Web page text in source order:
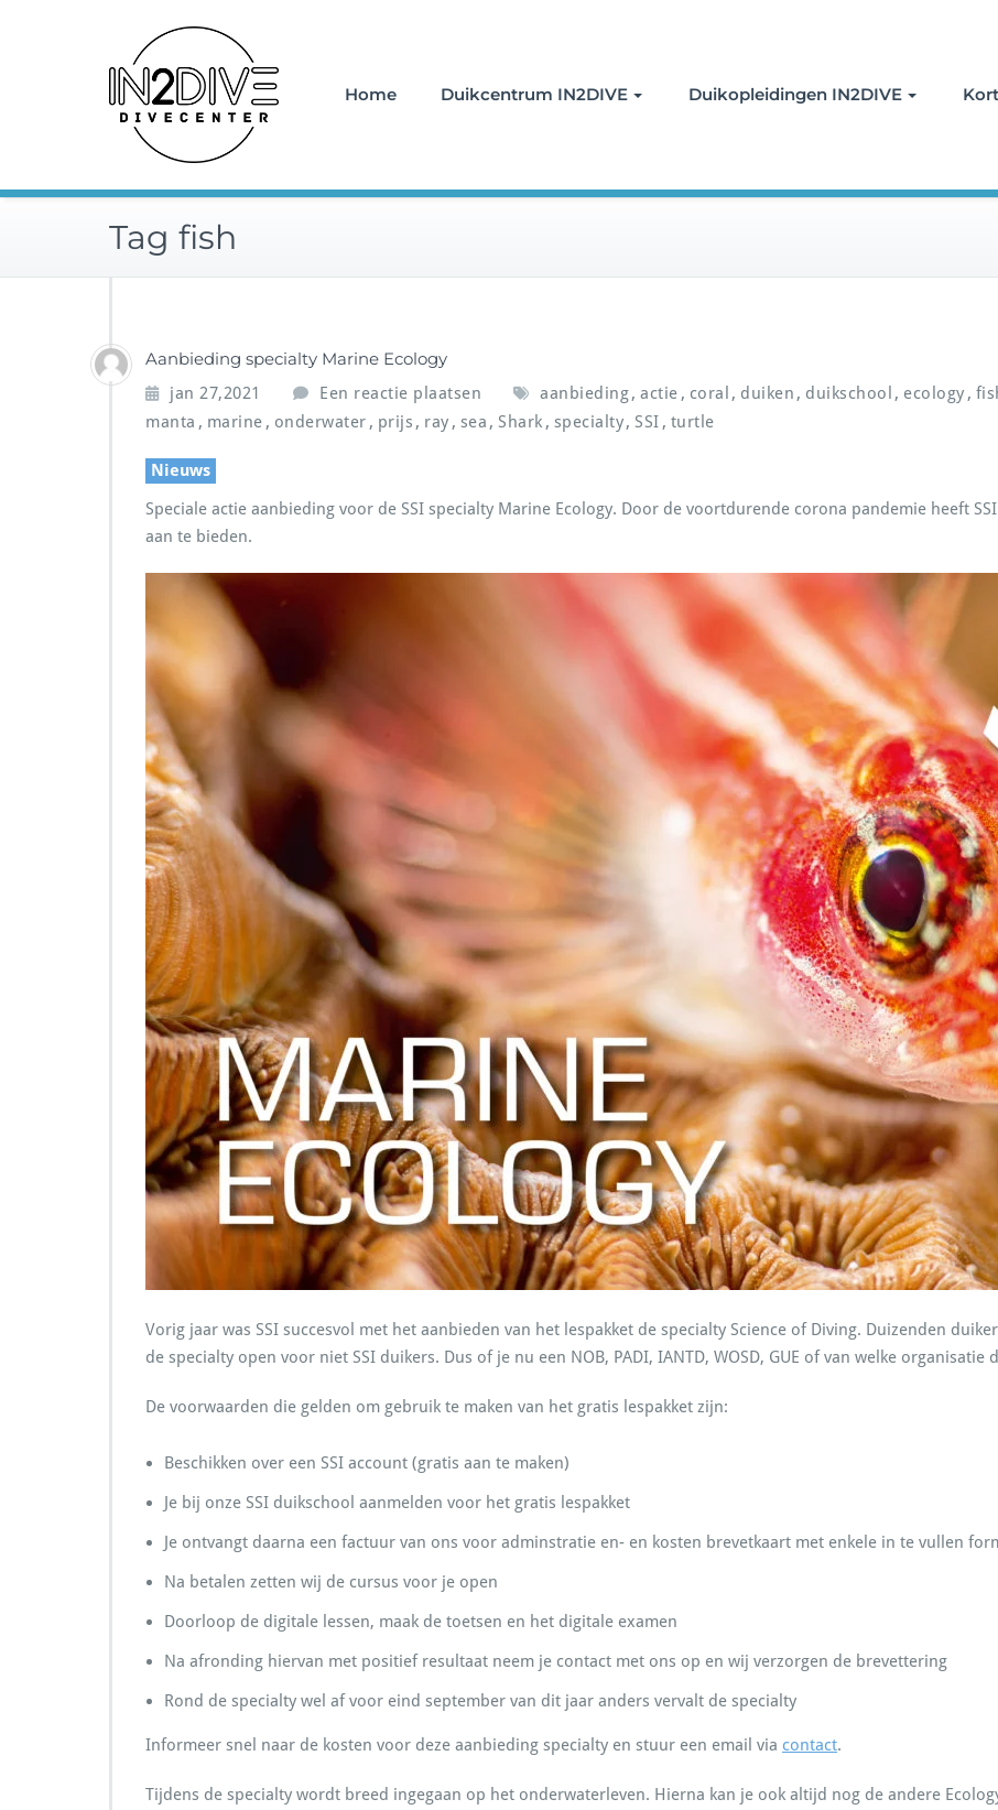
Home Duikcentrum IN2DIVE Duikopleidingen IN2DIVE
Tag fish
Aanbieding specialty Marine Ecology
jan 27,2021 Een reactie plaatsen aanbieding, actie , coral , duiken , duikschool , ecology ,
manta , marine , onderwater , prijs , ray , sea , Shark , specialty, SSI , turtle
Nieuws
Speciale actie aanbieding voor de SSI specialty Marine Ecology. Door de voortdurende corona pandemie heeft
aan te bieden.
Vorig jaar was SSI succesvol met het aanbieden van het lespakket de specialty Science of Diving. Duizenden
de specialty open voor niet SSI duikers. Dus of je nu een NOB, PADI, IANTD, WOSD, GUE of van welke
De voorwaarden die gelden om gebruik te maken van het gratis lespakket zijn:
Beschikken over een SSI account (gratis aan te maken)
Je bij onze SSI duikschool aanmelden voor het gratis lespakket
Je ontvangt daarna een factuur van ons voor adminstratie en- en kosten brevetkaart met enkele in te vullen
Na betalen zetten wij de cursus voor je open
Doorloop de digitale lessen, maak de toetsen en het digitale examen
Na afronding hiervan met positief resultaat neem je contact met ons op en wij verzorgen de brevettering
Rond de specialty wel af voor eind september van dit jaar anders vervalt de specialty
Informeer snel naar de kosten voor deze aanbieding specialty en stuur een email via contact.
Tijdens de specialty wordt breed ingegaan op het onderwaterleven. Hierna kan je ook altijd nog de andere